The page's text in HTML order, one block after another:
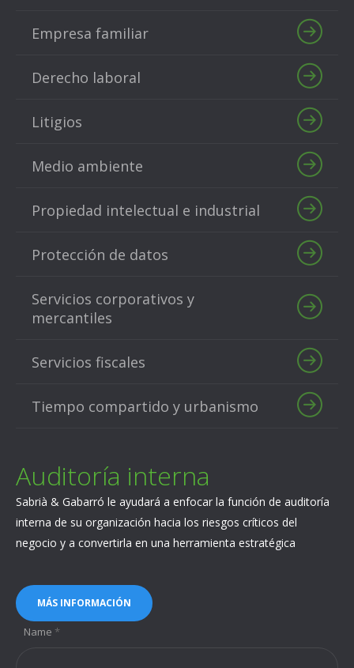
Empresa familiar
Derecho laboral
Litigios
Medio ambiente
Propiedad intelectual e industrial
Protección de datos
Servicios corporativos y
mercantiles
Servicios fiscales
Tiempo compartido y urbanismo
Auditoría interna ‎
Sabrià & Gabarró le ayudará a enfocar la función de auditoría
interna de su organización hacia los riesgos críticos del
negocio y a convertirla en una herramienta estratégica
MÁS INFORMACIÓN
Name *